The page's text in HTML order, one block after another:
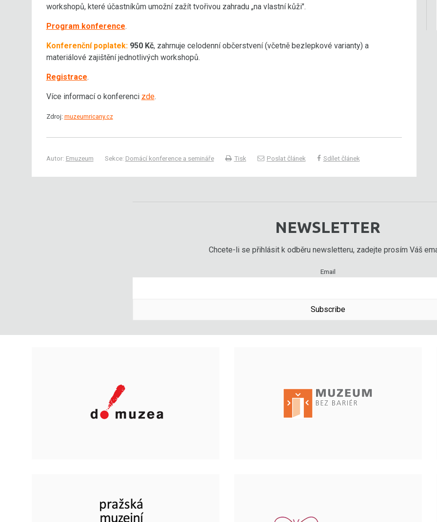
workshopů, které účastníkům umožní zažít tvořivou zahradu „na vlastní kůži".
Program konference.
Konferenční poplatek: 950 Kč, zahrnuje celodenní občerstvení (včetně bezlepkové varianty) a
materiálové zajištění jednotlivých workshopů.
Registrace.
Více informací o konferenci zde.
Zdroj: muzeumricany.cz
Autor: Emuzeum Sekce: Domácí konference a semináře Tisk Poslat článek Sdílet článek
NEWSLETTER
Chcete-li se přihlásit k odběru newsletteru, zadejte prosím Váš
Email
Subscribe